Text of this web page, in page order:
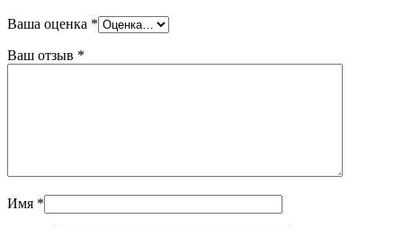
Ваша оценка *
Ваш отзыв *
Имя *